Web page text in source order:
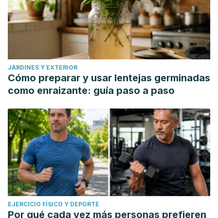
JARDINES Y EXTERIOR
Cómo preparar y usar lentejas germinadas
como enraizante: guía paso a paso
EJERCICIO FÍSICO Y DEPORTE
Por qué cada vez más personas prefieren